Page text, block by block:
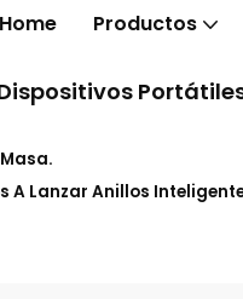
Home Productos
Lanzar Anillos